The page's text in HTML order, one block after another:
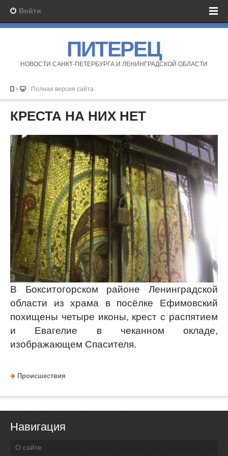
Войти
ПИТЕРЕЦ
НОВОСТИ САНКТ-ПЕТЕРБУРГА И ЛЕНИНГРАДСКОЙ ОБЛАСТИ
Полная версия сайта
КРЕСТА НА НИХ НЕТ
В Бокситогорском районе Ленинградской
области из храма в посёлке Ефимовский
похищены четыре иконы, крест с распятием
и Евагелие в чеканном окладе,
изображающем Спасителя.
Происшествия
Навигация
О сайте